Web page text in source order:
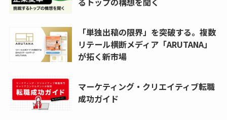
「単独出稿の限界」を突破する。複数
リテール横断メディア「ARUTANA」
が拓く新市場
マーケティング・クリエイティブ転職
成功ガイド